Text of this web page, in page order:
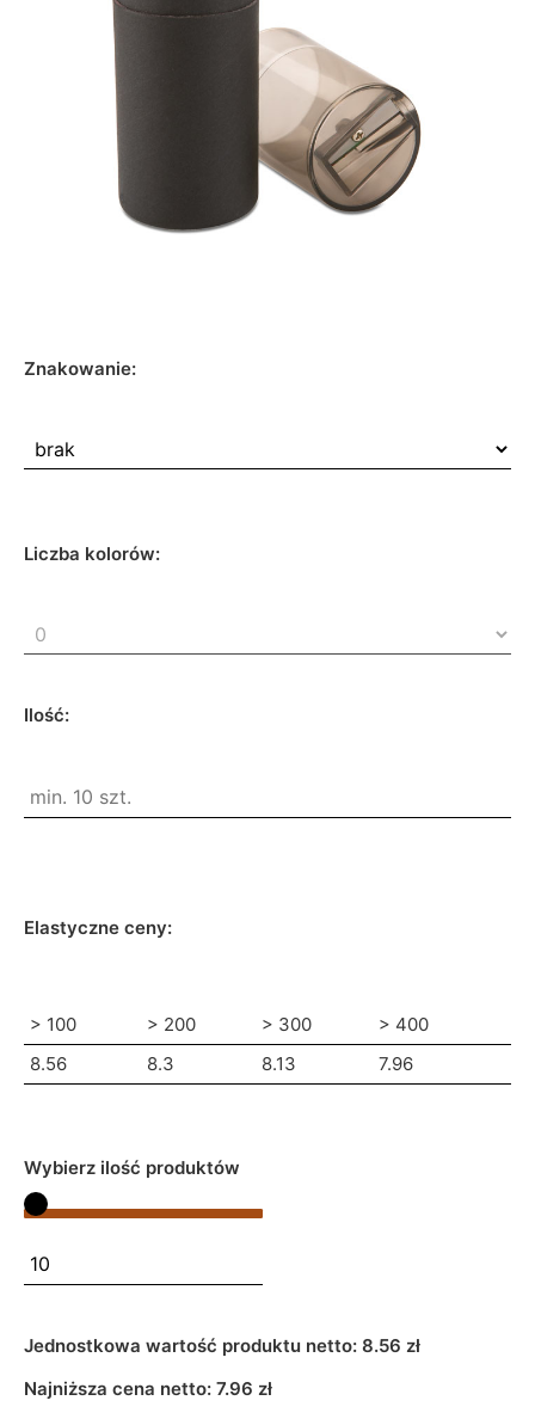
Znakowanie:
Liczba kolorów:
Ilość:
Elastyczne ceny:
> 100 > 200 > 300
> 400
8.56
8.3 8.13 7.96
Wybierz ilość produktów
Jednostkowa wartość produktu netto: 8.56 zł
Najniższa cena netto: 7.96 zł